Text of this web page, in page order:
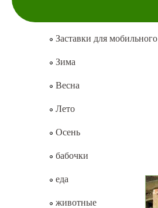
Заставки для мобильного
Зима
Весна
Лето
Осень
бабочки
еда
животные